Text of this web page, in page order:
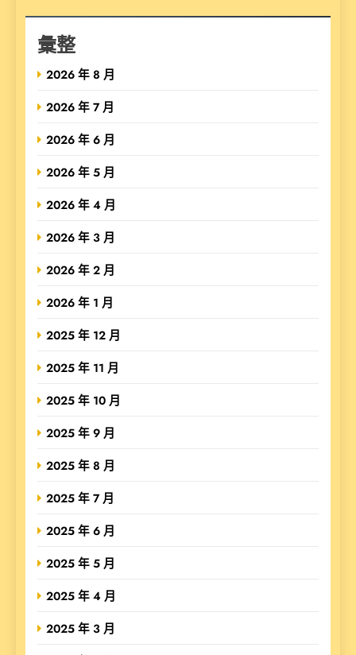
彙整
2026 年 8 月
2026 年 7 月
2026 年 6 月
2026 年 5 月
2026 年 4 月
2026 年 3 月
2026 年 2 月
2026 年 1 月
2025 年 12 月
2025 年 11 月
2025 年 10 月
2025 年 9 月
2025 年 8 月
2025 年 7 月
2025 年 6 月
2025 年 5 月
2025 年 4 月
2025 年 3 月